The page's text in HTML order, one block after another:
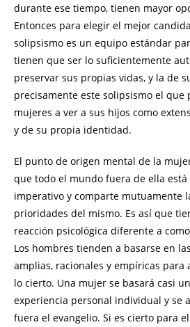
durante ese tiempo, tienen mayor
Entonces para elegir el mejor
solipsismo es un equipo estándar
tienen que ser lo suficientemente
preservar sus propias vidas, y la de
precisamente este solipsismo el que
mujeres a ver a sus hijos como
y de su propia identidad.
El punto de origen mental de la
que todo el mundo fuera de ella está
imperativo y comparte mutuamente
prioridades del mismo. Es así que
reacción psicológica diferente a
Los hombres tienden a basarse en
amplias, racionales y empíricas para
lo cierto. Una mujer se basará casi
experiencia personal individual y se
fuera el evangelio. Si es cierto para